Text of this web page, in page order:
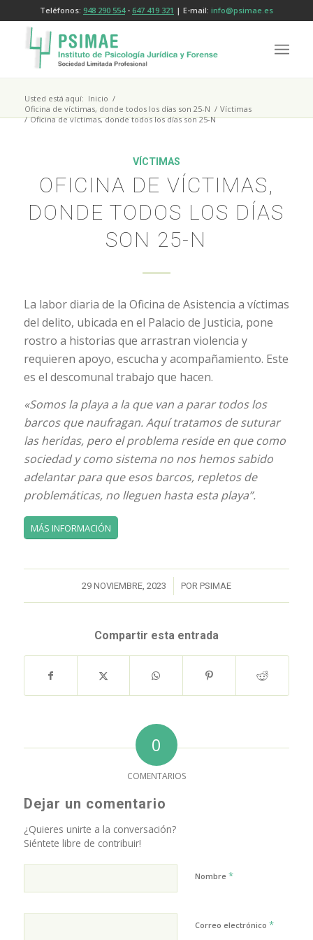
Teléfonos: 948 290 554- 647 419 321 | E-mail: info@psimae.es
Usted está aquí: Inicio /
Oficina de víctimas, donde todos los días son 25-N / Víctimas
/ Oficina de víctimas, donde todos los días son 25-N
VÍCTIMAS
OFICINA DE VÍCTIMAS,
DONDE TODOS LOS DÍAS
SON 25-N
La labor diaria de la Oficina de Asistencia a víctimas
del delito, ubicada en el Palacio de Justicia, pone
rostro a historias que arrastran violencia y
requieren apoyo, escucha y acompañamiento. Este
es el descomunal trabajo que hacen.
«Somos la playa a la que van a parar todos los
barcos que naufragan. Aquí tratamos de suturar
las heridas, pero el problema reside en que como
sociedad y como sistema no nos hemos sabido
adelantar para que esos barcos, repletos de
problemáticas, no lleguen hasta esta playa”.
MÁS INFORMACIÓN
29 NOVIEMBRE, 2023
/ POR PSIMAE
Compartir esta entrada
0
COMENTARIOS
Dejar un comentario
¿Quieres unirte a la conversación?
Siéntete libre de contribuir!
Nombre *
Correo electrónico *